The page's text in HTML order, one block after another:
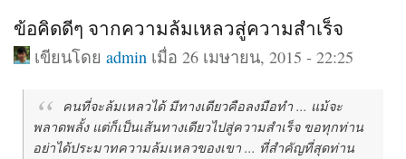
ข้อคิดดีๆ จากความล้มเหลวสู่ความสำเร็จ
เขียนโดยadmin เมื่อ 26 เมษายน, 2015 - 22:25
คนที่จะล้มเหลวได้ มีทางเดียวคือลงมือทำ ... แม้จะ
พลาดพลั้ง แต่ก็เป็นเส้นทางเดียวไปสู่ความสำเร็จ ขอทุกท่าน
อย่าได้ประมาทความล้มเหลวของเขา ... ที่สำคัญที่สุดท่าน